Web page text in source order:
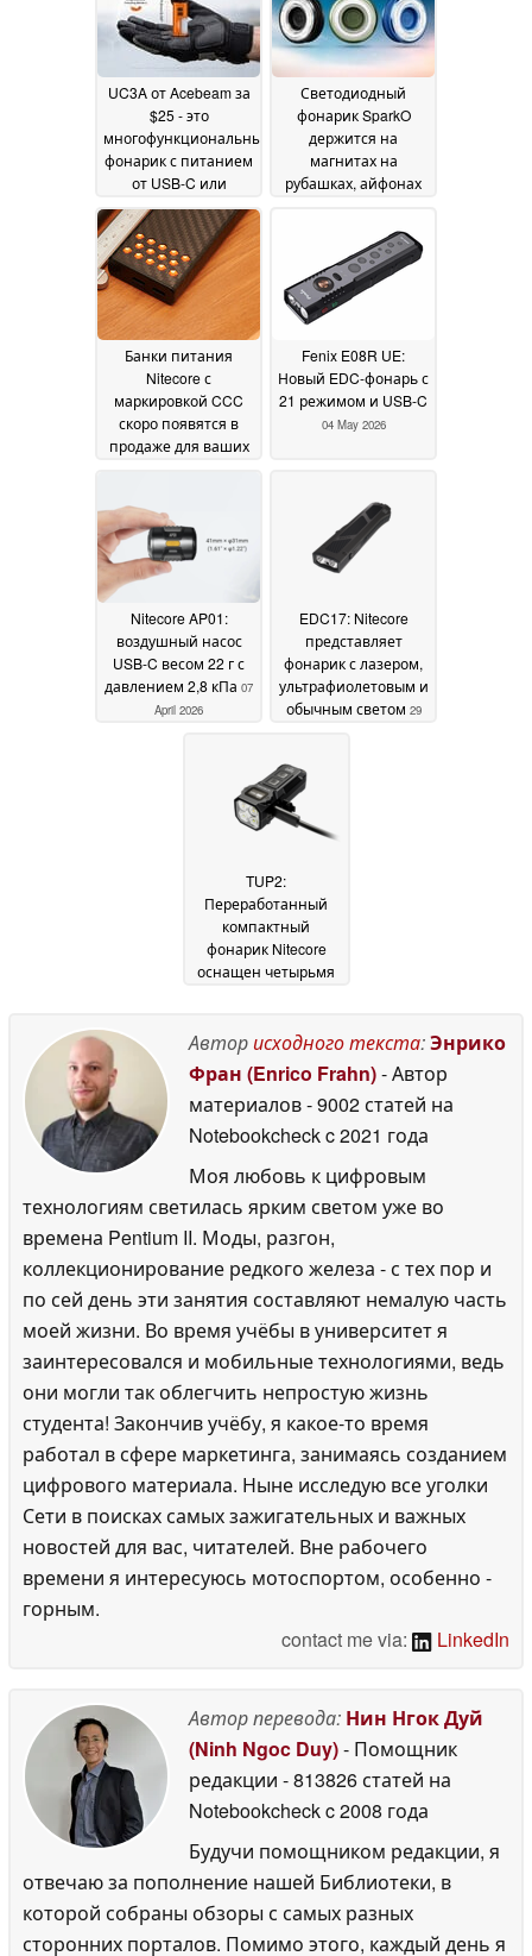
2026
UC3A от Acebeam за
$25 - это
многофункциональный
фонарик с питанием
от USB-C или
батарейки AAA20 May
2026
Светодиодный
фонарик SparkO
держится на
магнитах на
рубашках, айфонах
Банки питания
Nitecore с
маркировкой CCC
скоро появятся в
продаже для ваших
Fenix E08R UE:
Новый EDC-фонарь с
21 режимом и USB-C
04 May 2026
Nitecore AP01:
воздушный насос
USB-C весом 22 г с
давлением 2,8 кПа 07
April 2026
EDC17: Nitecore
представляет
фонарик с лазером,
ультрафиолетовым и
обычным светом 29
TUP2:
Переработанный
компактный
фонарик Nitecore
оснащен четырьмя
October 2025
Авторисходного текста:Энрико
Фран (Enrico Frahn)- Автор
материалов- 9002 статей на
Notebookcheckc 2021 года
Моя любовь к цифровым
технологиям светилась ярким светом уже во
времена Pentium II. Моды, разгон,
коллекционирование редкого железа - с тех пор и
по сей день эти занятия составляют немалую часть
моей жизни. Во время учёбы в университет я
заинтересовался и мобильные технологиями, ведь
они могли так облегчить непростую жизнь
студента! Закончив учёбу, я какое-то время
работал в сфере маркетинга, занимаясь созданием
цифрового материала. Ныне исследую все уголки
Сети в поисках самых зажигательных и важных
новостей для вас, читателей. Вне рабочего
времени я интересуюсь мотоспортом, особенно -
горным.
contact me via:
LinkedIn
Автор перевода: Нин Нгок Дуй
(Ninh Ngoc Duy)- Помощник
редакции - 813826 статей на
Notebookcheckc 2008 года
Будучи помощником редакции, я
отвечаю за пополнение нашей Библиотеки, в
которой собраны обзоры с самых разных
сторонних порталов. Помимо этого, каждый день я